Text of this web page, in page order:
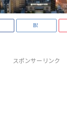
スポンサーリンク